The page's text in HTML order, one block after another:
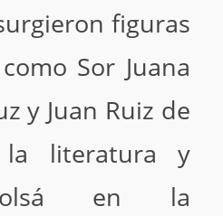
figuras
Sor Juana
y Juan Ruiz de
literatura y
en la